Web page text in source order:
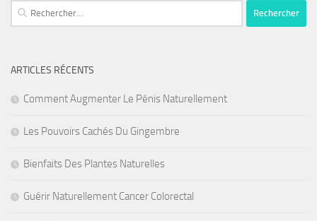
Rechercher :
ARTICLES RÉCENTS
Comment Augmenter Le Pénis Naturellement
Les Pouvoirs Cachés Du Gingembre
Bienfaits Des Plantes Naturelles
Guérir Naturellement Cancer Colorectal